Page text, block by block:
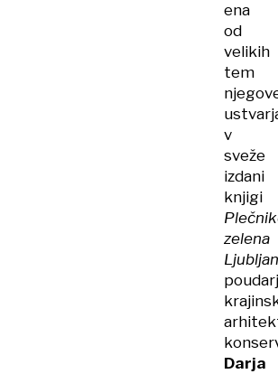
ena
od
velikih
tem
v
sveže
izdani
knjigi
zelena
Darja